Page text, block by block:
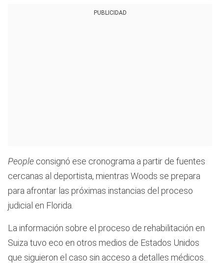
PUBLICIDAD
People consignó ese cronograma a partir de fuentes
cercanas al deportista, mientras Woods se prepara
para afrontar las próximas instancias del proceso
judicial en Florida.
La información sobre el proceso de rehabilitación en
Suiza tuvo eco en otros medios de Estados Unidos
que siguieron el caso sin acceso a detalles médicos.